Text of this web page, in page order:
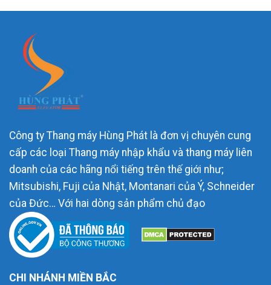
Công ty Thang máy Hùng Phát là đơn vị chuyên cung
cấp các loại Thang máy nhập khẩu và thang máy liên
doanh của các hãng nổi tiếng trên thế giới như;
Mitsubishi, Fuji của Nhật, Montanari của Ý, Schneider
của Đức… Với hai dòng sản phẩm chủ đạo
CHI NHÁNH MIỀN BẮC